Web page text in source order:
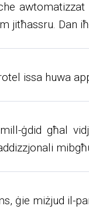
jitħassru. Dan
issa huwa
ġdid għal
ġie miżjud il-